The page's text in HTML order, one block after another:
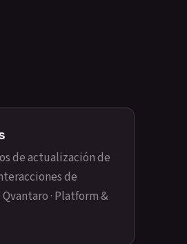
de actualización de
de
Qvantaro · Platform &